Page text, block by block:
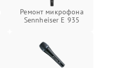
Ремонт микрофона
Sennheiser E 935